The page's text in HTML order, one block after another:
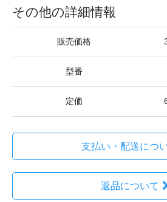
その他の詳細情報
販売価格
型番
定価
支払い・配送につ
返品について